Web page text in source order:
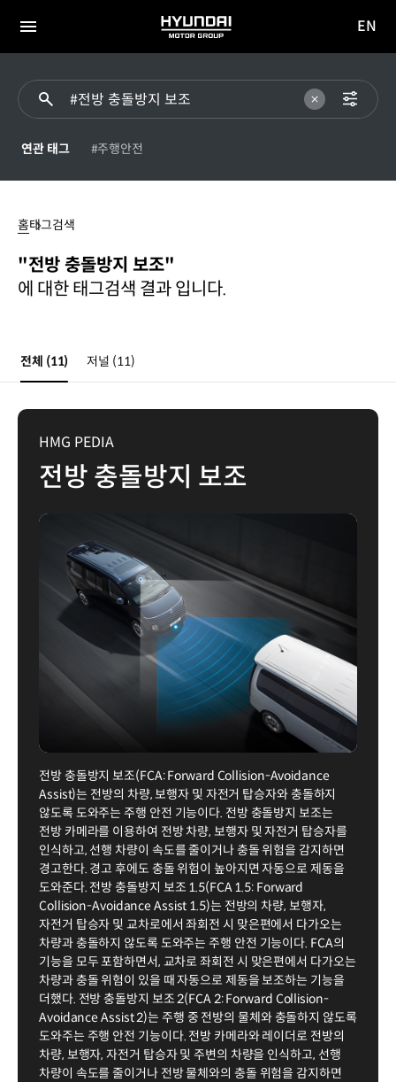
전체
HYUNDAI
MOTOR
이동
EN
연관 태그 #주행안전
보조홈태그검색
"전방 충돌방지 보조"
에 대한 태그검색 결과 입니다.
전체 (11) 저널 (11)
HMG PEDIA
전방 충돌방지 보조
전방 충돌방지 보조(FCA: Forward Collision-Avoidance
Assist)는 전방의 차량, 보행자 및 자전거 탑승자와 충돌하지
않도록 도와주는 주행 안전 기능이다. 전방 충돌방지 보조는
전방 카메라를 이용하여 전방 차량, 보행자 및 자전거 탑승자를
인식하고, 선행 차량이 속도를 줄이거나 충돌 위험을 감지하면
경고한다. 경고 후에도 충돌 위험이 높아지면 자동으로 제동을
도와준다. 전방 충돌방지 보조 1.5(FCA 1.5: Forward
Collision-Avoidance Assist 1.5)는 전방의 차량, 보행자,
자전거 탑승자 및 교차로에서 좌회전 시 맞은편에서 다가오는
차량과 충돌하지 않도록 도와주는 주행 안전 기능이다. FCA의
기능을 모두 포함하면서, 교차로 좌회전 시 맞은편에서 다가오는
차량과 충돌 위험이 있을 때 자동으로 제동을 보조하는 기능을
더했다. 전방 충돌방지 보조 2(FCA 2: Forward Collision-
Avoidance Assist 2)는 주행 중 전방의 물체와 충돌하지 않도록
도와주는 주행 안전 기능이다. 전방 카메라와 레이더로 전방의
차량, 보행자, 자전거 탑승자 및 주변의 차량을 인식하고, 선행
차량이 속도를 줄이거나 전방 물체와의 충돌 위험을 감지하면